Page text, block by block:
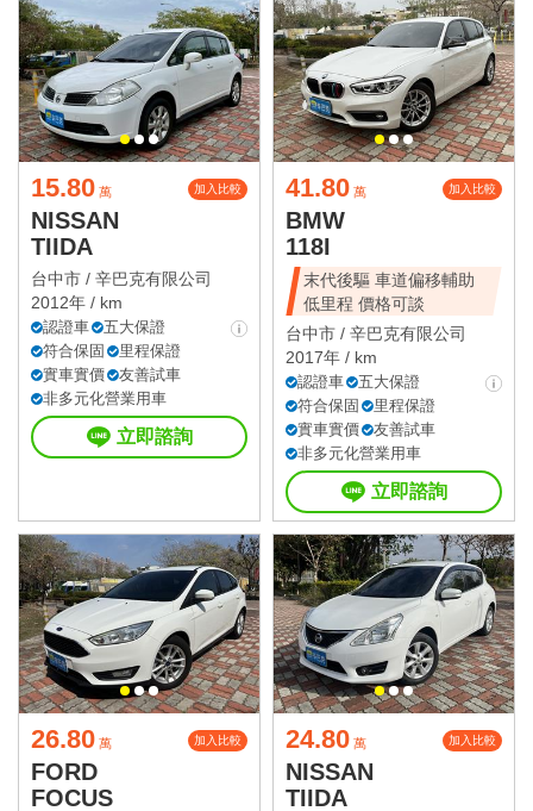
15.80 萬 加入比較
NISSAN
TIIDA
台中市 / 辛巴克有限公司
2012年 / km
認證車
五大保證
符合保固
里程保證
實車實價
友善試車
非多元化營業用車
立即諮詢
41.80 萬 加入比較
BMW
118I
末代後驅 車道偏移輔助
低里程 價格可談
台中市 / 辛巴克有限公司
2017年 / km
認證車
五大保證
符合保固
里程保證
實車實價
友善試車
非多元化營業用車
立即諮詢
26.80 萬 加入比較
FORD
FOCUS
24.80 萬 加入比較
NISSAN
TIIDA